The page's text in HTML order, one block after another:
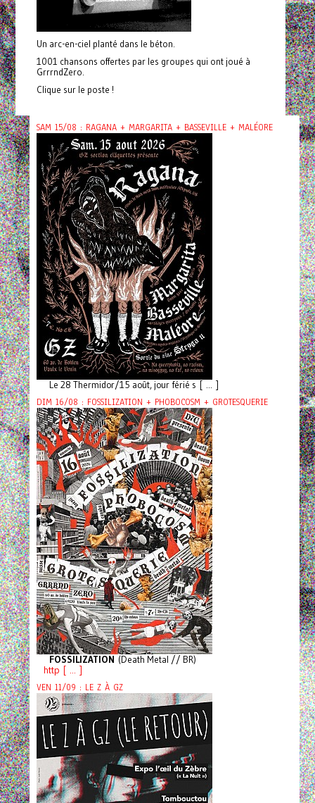
Un arc-en-ciel planté dans le béton.
1001 chansons offertes par les groupes qui ont joué à
GrrrndZero.
Clique sur le poste !
SAM 15/08 : RAGANA + MARGARITA + BASSEVILLE + MALÉORE
Le 28 Thermidor/15 août, jour férié s [ ... ]
DIM 16/08 : FOSSILIZATION + PHOBOCOSM + GROTESQUERIE
FOSSILIZATION (Death Metal // BR)
http [ ... ]
VEN 11/09 : LE Z À GZ